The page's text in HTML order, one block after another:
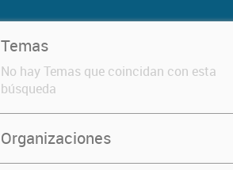
Temas
No hay Temas que coincidan con esta
búsqueda
Organizaciones